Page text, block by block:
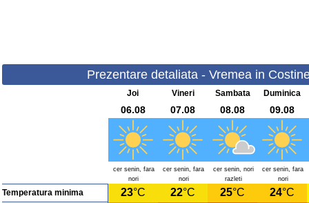
Prezentare detaliata - Vremea in
Joi Vineri Sambata Duminica
06.08 07.08 08.08 09.08
cer senin, fara
nori
cer senin, fara
nori
cer senin, nori
razleti
cer senin, fara
nori
Temperatura minima 23°C 22°C 25°C 24°C